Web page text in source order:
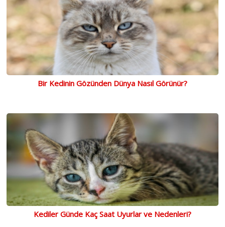
Bir Kedinin Gözünden Dünya Nasıl Görünür?
Kediler Günde Kaç Saat Uyurlar ve Nedenleri?